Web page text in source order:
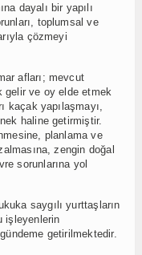
dayalı bir yapılı
toplumsal ve
çözmeyi
afları; mevcut
gelir ve oy elde etmek
kaçak yapılaşmayı,
haline getirmiştir.
planlama ve
zengin doğal
sorunlarına yol
saygılı yurttaşların
işleyenlerin
getirilmektedir.